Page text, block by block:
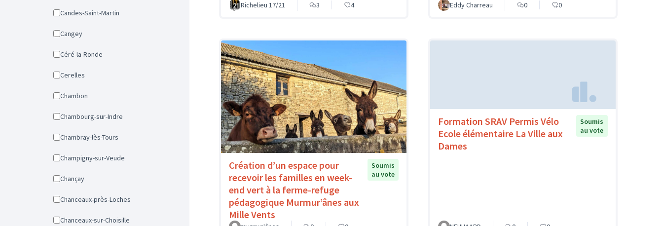
Candes-Saint-Martin
Cangey
Céré-la-Ronde
Cerelles
Chambon
Chambourg-sur-Indre
Chambray-lès-Tours
Champigny-sur-Veude
Chançay
Chanceaux-près-Loches
Chanceaux-sur-Choisille
Richelieu 17/21 3 4 Eddy Charreau 0 0
Création d’un espace pour
recevoir les familles en week-
end vert à la ferme-refuge
pédagogique Murmur’ânes aux
Mille Vents
Soumis
au vote
Formation SRAV Permis Vélo
Ecole élémentaire La Ville aux
Dames
Soumis
au vote